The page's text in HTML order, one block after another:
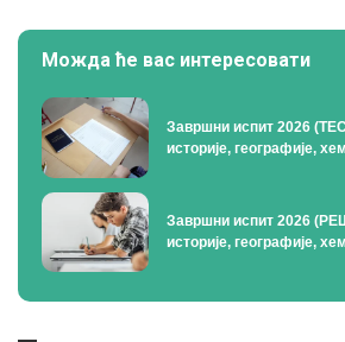
Можда ће вас интересовати
Завршни испит 2026
историје, географије,
Завршни испит 2026
историје, географије,